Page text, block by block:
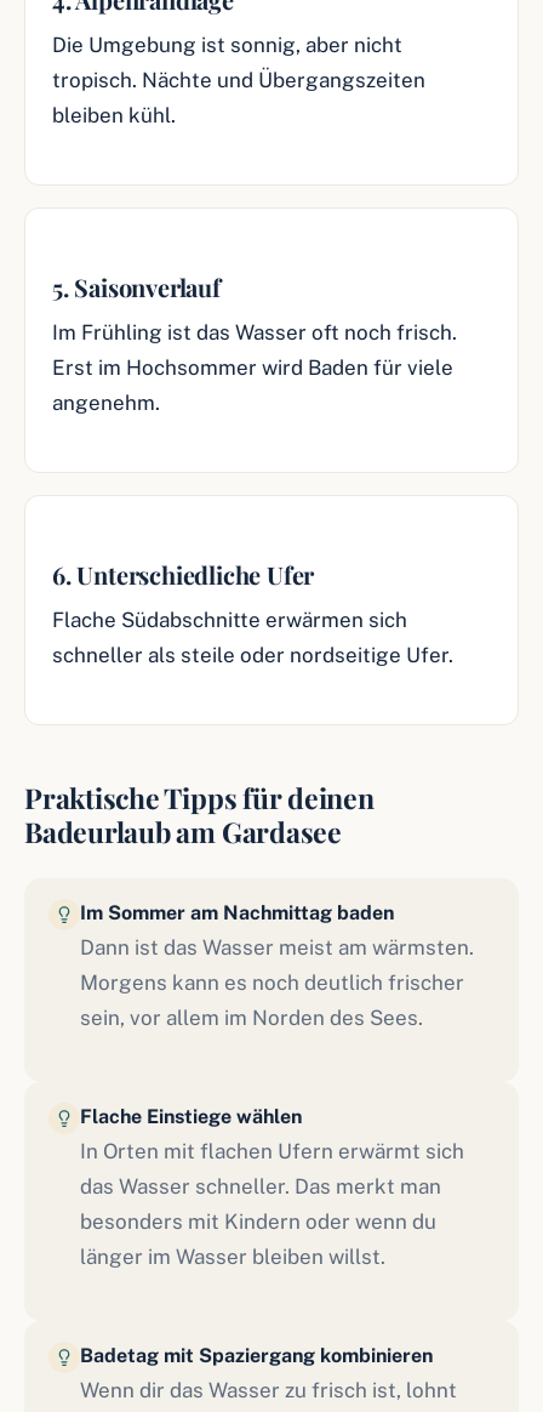
Die Umgebung ist sonnig, aber nicht
tropisch. Nächte und Übergangszeiten
bleiben kühl.
5. Saisonverlauf
Im Frühling ist das Wasser oft noch frisch.
Erst im Hochsommer wird Baden für viele
angenehm.
6. Unterschiedliche Ufer
Flache Südabschnitte erwärmen sich
schneller als steile oder nordseitige Ufer.
Praktische Tipps für deinen
Badeurlaub am Gardasee
Im Sommer am Nachmittag baden
Dann ist das Wasser meist am wärmsten.
Morgens kann es noch deutlich frischer
sein, vor allem im Norden des Sees.
Flache Einstiege wählen
In Orten mit flachen Ufern erwärmt sich
das Wasser schneller. Das merkt man
besonders mit Kindern oder wenn du
länger im Wasser bleiben willst.
Badetag mit Spaziergang kombinieren
Wenn dir das Wasser zu frisch ist, lohnt